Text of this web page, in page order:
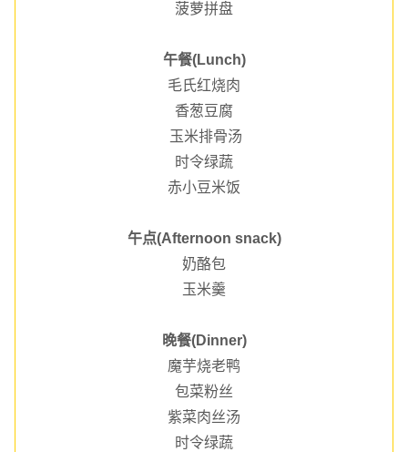
菠萝拼盘
午餐(Lunch)
毛氏红烧肉
香葱豆腐
玉米排骨汤
时令绿蔬
赤小豆米饭
午点(Afternoon snack)
奶酪包
玉米羹
晚餐(Dinner)
魔芋烧老鸭
包菜粉丝
紫菜肉丝汤
时令绿蔬